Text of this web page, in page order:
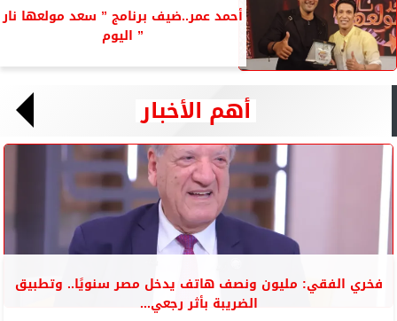
أحمد عمر..ضيف برنامج ” سعد مولعها نار
” اليوم
أهم الأخبار
فخري الفقي: مليون ونصف هاتف يدخل مصر سنويًا.. وتطبيق
الضريبة بأثر رجعي...